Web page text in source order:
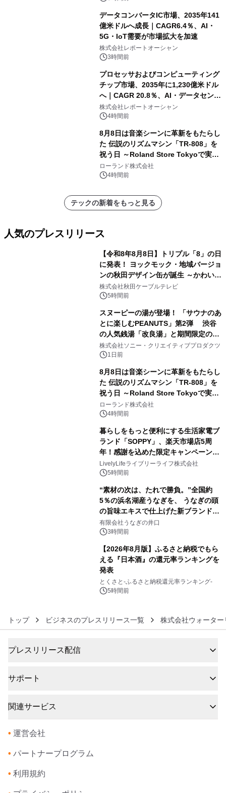
データコンバータIC市場、2035年141
億米ドルへ成長｜CAGR6.4％、AI・
5G・IoT需要が市場拡大を加速
株式会社レポートオーシャン
3時間前
プロセッサおよびコンピューティング
チップ市場、2035年に1,230億米ドル
へ｜CAGR 20.8％、AI・データセンタ
ー需要が成長を牽引
株式会社レポートオーシャン
4時間前
8月8日は音楽シーンに革新をもたらし
た 伝説のリズムマシン「TR-808」を
祝う日 ～Roland Store Tokyoで実機
を展示しての 記念キャンペーンを開
催 英国ラジオ「NTS」の 特別プログ
アーティストを フィーチャーしたアニ
メーションを公開～
ローランド株式会社
4時間前
テックの新着をもっと見る
人気のプレスリリース
【令和8年8月8日】トリプル「8」の日
に発表！ ヨックモック・地域バージョ
ンの秋田デザイン缶が誕生 ～かわいい
秋田犬の子犬と秋田の四季と名所を巡
るパッケージ～ 9月1日(火)秋田県内で
株式会社秋田ケーブルテレビ
5時間前
スヌーピーの湯が登場！ 「サウナのあ
とに楽しむPEANUTS」第2弾 渋谷
の人気銭湯「改良湯」と期間限定のコ
ラボレーション サウナイキタイコラ
ボグッズも発売決定！
株式会社ソニー・クリエイティブプロダクツ
1日前
8月8日は音楽シーンに革新をもたらし
た 伝説のリズムマシン「TR-808」を
祝う日 ～Roland Store Tokyoで実機
を展示しての 記念キャンペーンを開
催 英国ラジオ「NTS」の 特別プログ
ラムや、「TR-808」を愛する伝説的
アーティストを フィーチャーしたアニ
メーションを公開～
ローランド株式会社
4時間前
暮らしをもっと便利にする生活家電ブ
ランド「SOPPY」、楽天市場店5周
年！感謝を込めた限定キャンペーンを
8月10日より開催
LivelyLifeライブリーライフ株式会社
5時間前
“素材の次は、たれで勝負。”全国約
5％の浜名湖産うなぎを、 うなぎの頭
の旨味エキスで仕上げた新ブランド
「井口の誉」誕生
有限会社うなぎの井口
3時間前
【2026年8月版】ふるさと納税でもら
える『日本酒』の還元率ランキングを
発表
とくさと-ふるさと納税還元率ランキング-
5時間前
トップ ビジネスのプレスリリース一覧 株式会社ウォーター
プレスリリース配信
サポート
関連サービス
• 運営会社
• パートナープログラム
• 利用規約